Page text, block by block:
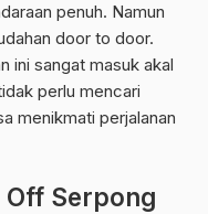
penuh. Namun
door to door.
ini sangat masuk akal
perlu mencari
menikmati perjalanan
Serpong